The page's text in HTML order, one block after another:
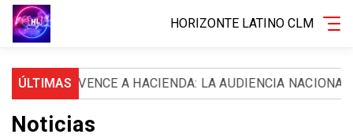
HORIZONTE LATINO CLM
ÚLTIMAS
A HACIENDA: LA AUDIENCIA NACIONAL LE ORDENA
Noticias